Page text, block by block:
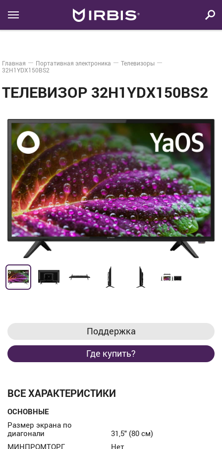
Главная Портативная электроника
Телевизоры
32H1YDX150BS2
ТЕЛЕВИЗОР 32H1YDX150BS2
Поддержка
Где купить?
ВСЕ ХАРАКТЕРИСТИКИ
ОСНОВНЫЕ
Размер экрана по
диагонали
31,5" (80 см)
МИНПРОМТОРГ
Нет